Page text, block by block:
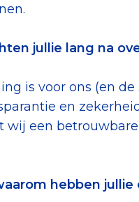
jullie lang na
is voor ons (en de
en
wij een
hebben jullie